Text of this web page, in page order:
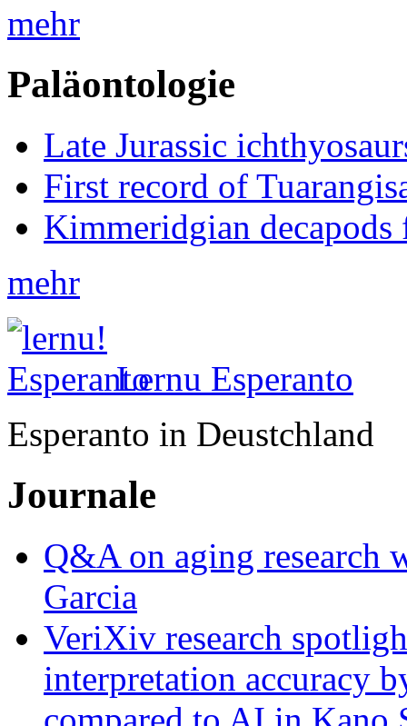
mehr
Paläontologie
Late Jurassic
First record of
Kimmeridgian
mehr
Lernu Esperanto
Esperanto in Deustchland
Journale
Q&A on aging research
Garcia
VeriXiv research
interpretation accuracy